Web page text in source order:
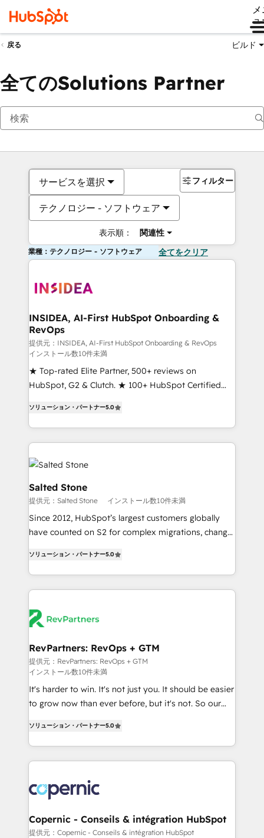
ュ
戻る ビルド
全てのSolutions Partner
サービスを選択
テクノロジー - ソフトウェア
表示順： 関連性
フィルター
業種：テクノロジー - ソフトウェア 全てをクリア
INSIDEA, AI-First HubSpot Onboarding &
RevOps
提供元：INSIDEA, AI-First HubSpot Onboarding & RevOps
インストール数10件未満
★ Top-rated Elite Partner, 500+ reviews on
HubSpot, G2 & Clutch. ★ 100+ HubSpot Certified
implementations across five continents ★ AI-First,
RevOps-led, Onboarding obsessed ★ Company of
the Year 2024/25 INSIDEA helps growing companies
turn HubSpot into a revenue engine. We onboard
your team, migrate your data, and build AI-powered
workflows that drive adoption from week one, in
your time zone. What we do ➤ Onboarding: Live in
weeks, with workflows built around your business,
not a template. ➤ Migration: Move from any legacy
CRM. Zero downtime, full data integrity. ➤
Implementation: Configure HubSpot to run your
revenue process. Sales, marketing, and service wired
Ongoing Management: Monthly tune-ups, feature
rollouts, adoption coaching. Buying HubSpot,
built for the work.
ソリューション・パートナー5.0
Salted Stone
提供元：Salted Stone インストール数10件未満
Since 2012, HubSpot’s largest customers globally
have counted on S2 for complex migrations, change
solutions that deliver measurable impact and
transform brand experiences As one of the few full-
service creative agencies in the HubSpot
winning design to build scalable, globally
marketing campaigns, & RevOps frameworks that
fuel long-term success We connect the entire
customer lifecycle through seamless integrations,
ensure long-term adoption with change-
management programs, and align marketing, sales,
HubSpot accreditations and experience across
hundreds of organizations in dozens of industries,
there’s a good chance one of our globally integrated
explore whether S2 is the partner you’ve been
looking for...and get your next big initiative moving!
ソリューション・パートナー5.0
RevPartners: RevOps + GTM
提供元：RevPartners: RevOps + GTM
インストール数10件未満
It's harder to win. It's not just you. It should be easier
to grow now than ever before, but it's not. So our
revenue number. We do that by bridging the gap
where agencies fail: combining GTM strategy with
technical execution to solve the right problem at the
implement your CRM. We engineer revenue
outcomes for the GTM owner on HubSpot. We Build
Different Because We're Built Different: - Secure:
Soc2 compliant 🛡️ - Onboarding: Implementations
ソリューション・パートナー5.0
Copernic - Conseils & intégration HubSpot
提供元：Copernic - Conseils & intégration HubSpot